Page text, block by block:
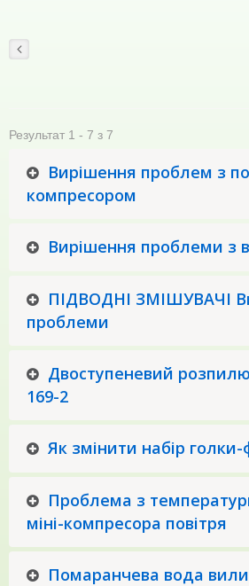
Результат 1 - 7 з 7
Вирішення проблем з
компресором
Вирішення проблеми з
ПІДВОДНІ ЗМІШУВАЧІ
проблеми
Двоступеневий
169-2
Як змінити набір
Проблема з
міні-компресора повітря
Помаранчева вода